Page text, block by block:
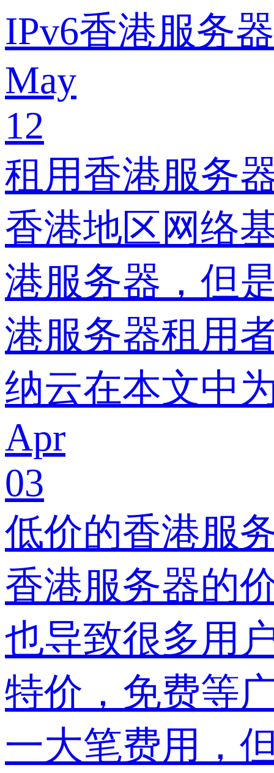
IPv6香港服
May
12
租用香港服务
香港地区网络
港服务器，但
港服务器租用
纳云在本文中
Apr
03
低价的香港服
香港服务器的
也导致很多用
特价，免费等
一大笔费用，